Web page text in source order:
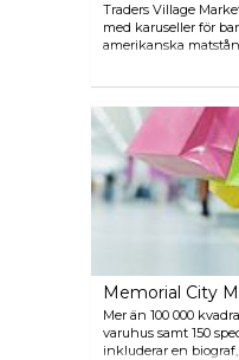
Traders Village
med karuseller för
amerikanska
permanenta
Memorial City
Mer än 100 000
varuhus samt 150
inkluderar en